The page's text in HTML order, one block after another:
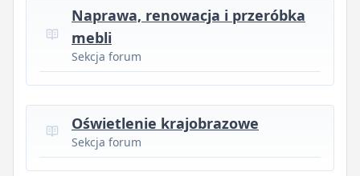
Naprawa, renowacja i przeróbka
mebli
Sekcja forum
Oświetlenie krajobrazowe
Sekcja forum